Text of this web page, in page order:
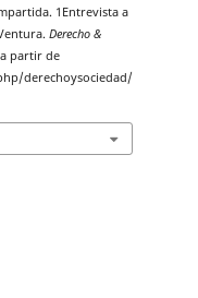
1Entrevista a
Derecho &
a partir de
derechoysociedad/